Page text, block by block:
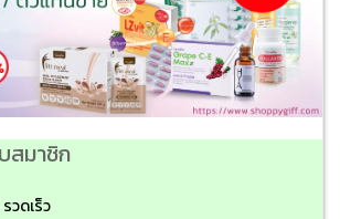
สมาชิก
วดเร็ว